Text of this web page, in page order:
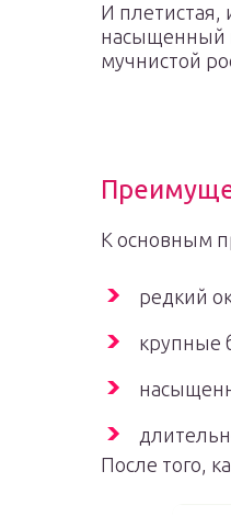
И
насыщенный
мучнистой
К основным
редкий
крупные
После того,